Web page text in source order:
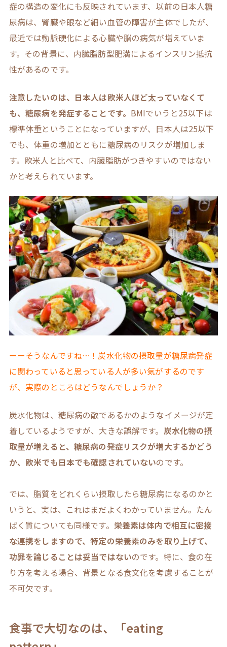
症の構造の変化にも反映されています、以前の日本人糖
尿病は、腎臓や眼など細い血管の障害が主体でしたが、
最近では動脈硬化による心臓や脳の病気が増えていま
す。その背景に、内臓脂肪型肥満によるインスリン抵抗
性があるのです。
注意したいのは、日本人は欧米人ほど太っていなくて
も、糖尿病を発症することです。 BMIでいうと25以下は
標準体重ということになっていますが、日本人は25以下
でも、体重の増加とともに糖尿病のリスクが増加しま
す。欧米人と比べて、内臓脂肪がつきやすいのではない
かと考えられています。
ーーそうなんですね…！炭水化物の摂取量が糖尿病発症
に関わっていると思っている人が多い気がするのです
が、実際のところはどうなんでしょうか？
炭水化物は、糖尿病の敵であるかのようなイメージが定
着しているようですが、大きな誤解です。 炭水化物の摂
取量が増えると、糖尿病の発症リスクが増大するかどう
か、欧米でも日本でも確認されていないのです。
では、脂質をどれくらい摂取したら糖尿病になるのかと
いうと、実は、これはまだよくわかっていません。たん
ぱく質についても同様です。 栄養素は体内で相互に密接
な連携をしますので、特定の栄養素のみを取り上げて、
功罪を論じることは妥当ではないのです。特に、食の在
り方を考える場合、背景となる食文化を考慮することが
不可欠です。
食事で大切なのは、「eating